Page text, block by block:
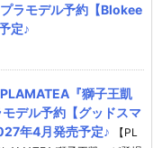
ラモデル予約【Blokee
定♪
『獅子王凱
モデル予約【グッドスマ
年4月発売予定♪
【PL